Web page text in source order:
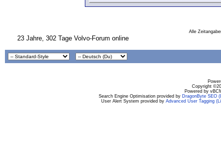
Alle
23 Jahre, 302 Tage Volvo-Forum online
Copyright
Powered by
Search Engine Optimisation provided by DragonByte SEO
User Alert System provided by Advanced User Tagging